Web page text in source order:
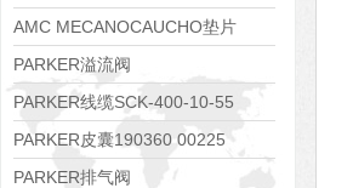
138551
AMC MECANOCAUCHO垫片
608074
PARKER溢流阀
RE06M35W2N1KWXG087
PARKER线缆SCK-400-10-55
PARKER皮囊190360 00225
PARKER排气阀